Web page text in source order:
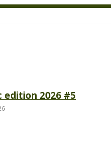
edition 2026 #5